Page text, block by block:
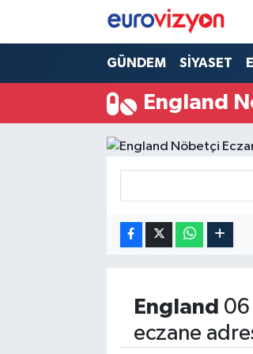
GÜNDEM SİYASET
England
England 06
eczane